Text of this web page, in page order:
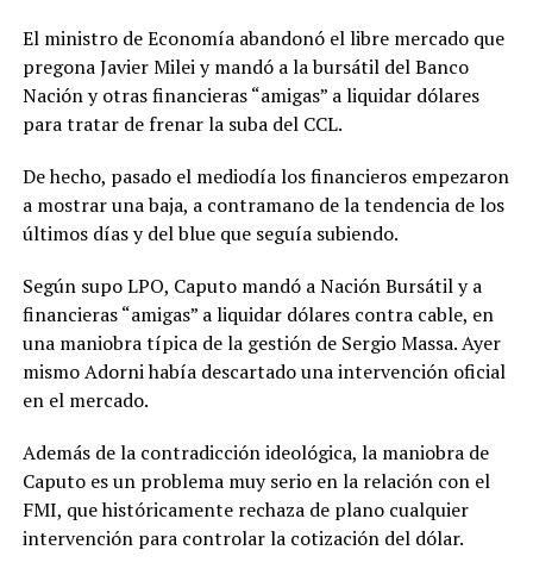
El ministro de Economía abandonó el libre mercado que
pregona Javier Milei y mandó a la bursátil del Banco
Nación y otras financieras “amigas” a liquidar dólares
para tratar de frenar la suba del CCL.
De hecho, pasado el mediodía los financieros empezaron
a mostrar una baja, a contramano de la tendencia de los
últimos días y del blue que seguía subiendo.
Según supo LPO, Caputo mandó a Nación Bursátil y a
financieras “amigas” a liquidar dólares contra cable, en
una maniobra típica de la gestión de Sergio Massa. Ayer
mismo Adorni había descartado una intervención oficial
en el mercado.
Además de la contradicción ideológica, la maniobra de
Caputo es un problema muy serio en la relación con el
FMI, que históricamente rechaza de plano cualquier
intervención para controlar la cotización del dólar.